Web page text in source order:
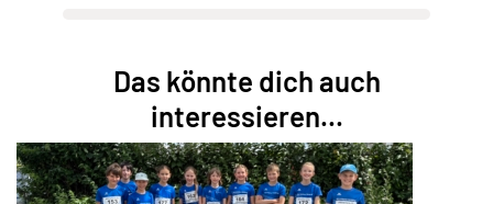
Das könnte dich auch
interessieren...